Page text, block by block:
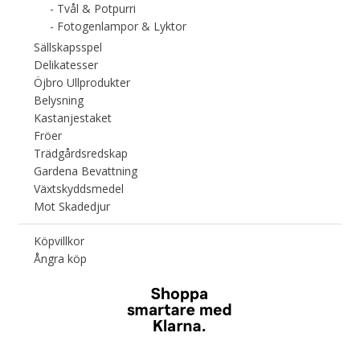
Tvål & Potpurri
Fotogenlampor & Lyktor
Sällskapsspel
Delikatesser
Öjbro Ullprodukter
Belysning
Kastanjestaket
Fröer
Trädgårdsredskap
Gardena Bevattning
Växtskyddsmedel
Mot Skadedjur
Köpvillkor
Ångra köp